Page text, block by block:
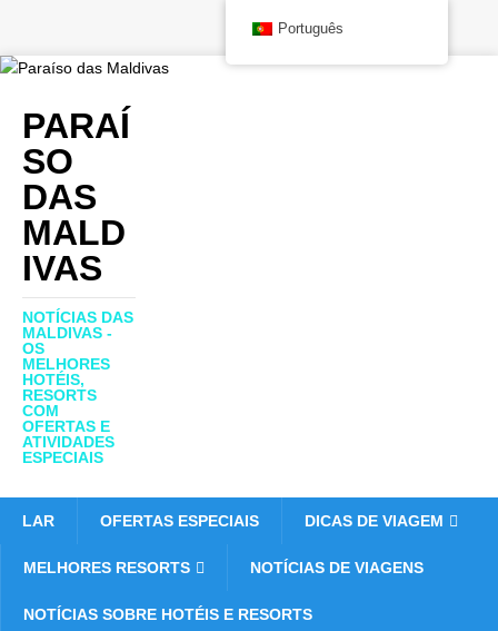
PARAÍ
SO
DAS
MALD
IVAS
NOTÍCIAS DAS
MALDIVAS -
OS
MELHORES
HOTÉIS,
RESORTS
COM
OFERTAS E
ATIVIDADES
ESPECIAIS
LAR OFERTAS ESPECIAIS DICAS DE VIAGEM
MELHORES RESORTS NOTÍCIAS DE VIAGENS
NOTÍCIAS SOBRE HOTÉIS E RESORTS
Português